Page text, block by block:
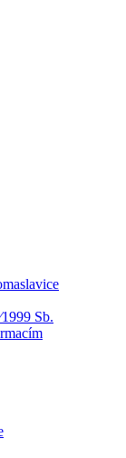
Sb.